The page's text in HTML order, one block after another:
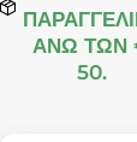
ΑΝΩ ΤΩΝ
50.